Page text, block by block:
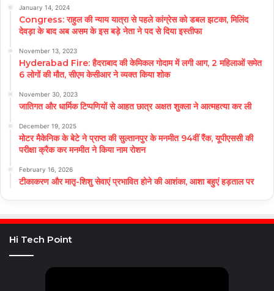
January 14, 2024
Congress: राहुल की न्याय यात्रा से पहले कांग्रेस को डबल झटका, मिलिंद
देवड़ा के बाद अब असम के इस बड़े नेता ने पद से दिया इस्तीफा
November 13, 2023
Hyderabad Fire: हैदराबाद की केमिकल गोदाम में लगी आग, 2 महिलाओं समेत
6 लोगों की मौत, सीएम केसीआर ने व्यक्त किया शोक
November 30, 2023
जातिगत और धार्मिक टिप्पणियों से आहत छात्र अक्षत शुक्ला ने आत्महत्या कर ली
December 19, 2025
मोटर मैकेनिक के बेटे ने प्राप्त की सुल्तानपुर के मनमीत 94वीं रैंक, यूपीएससी की
परीक्षा क्रैक कर मनमीत ने किया नाम रोशन
February 16, 2026
टीकाकरण और मातृ-शिशु सेवाएं प्रभावित होने की आशंका, आशा बहुएं हड़ताल पर
Hi Tech Point